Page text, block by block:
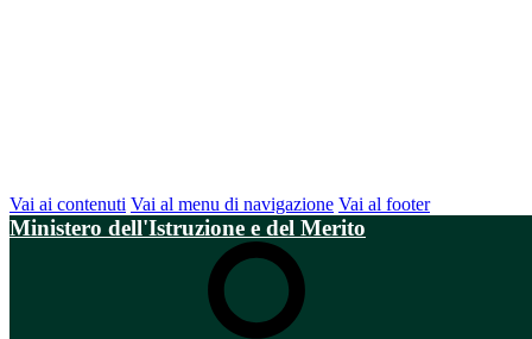
Vai ai contenuti Vai al menu di navigazione Vai al footer
Ministero dell'Istruzione e del Merito